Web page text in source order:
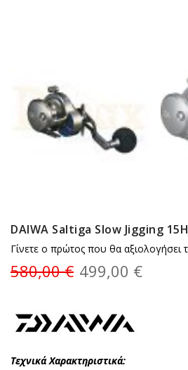
DAIWA Saltiga Slow Jigging 15H
Γίνετε ο πρώτος που θα αξιολογήσει
499,00 €
580,00 €
Τεχνικά Χαρακτηριστικά: